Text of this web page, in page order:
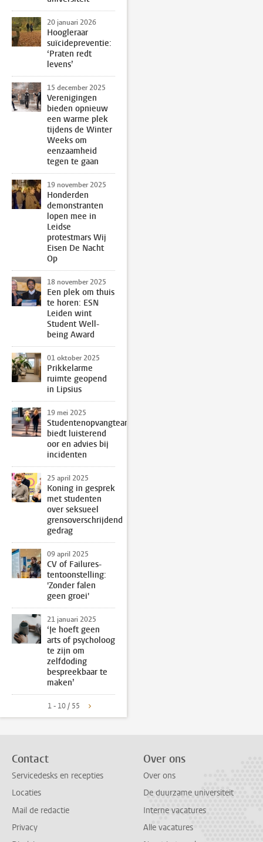
20 januari 2026
Hoogleraar
suïcidepreventie:
‘Praten redt
levens’
15 december 2025
Verenigingen
bieden opnieuw
een warme plek
tijdens de Winter
Weeks om
eenzaamheid
tegen te gaan
19 november 2025
Honderden
demonstranten
lopen mee in
Leidse
protestmars Wij
Eisen De Nacht
Op
18 november 2025
Een plek om thuis
te horen: ESN
Leiden wint
Student Well-
being Award
01 oktober 2025
Prikkelarme
ruimte geopend
in Lipsius
19 mei 2025
Studentenopvangteam
biedt luisterend
oor en advies bij
incidenten
25 april 2025
Koning in gesprek
met studenten
over seksueel
grensoverschrijdend
gedrag
09 april 2025
CV of Failures-
tentoonstelling:
'Zonder falen
geen groei'
21 januari 2025
‘Je hoeft geen
arts of psycholoog
te zijn om
zelfdoding
bespreekbaar te
maken’
1 - 10 / 55
Contact
Servicedesks en recepties
Locaties
Mail de redactie
Privacy
Over ons
Over ons
De duurzame universiteit
Interne vacatures
Alle vacatures